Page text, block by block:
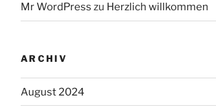
Mr WordPress zu Herzlich willkommen
ARCHIV
August 2024